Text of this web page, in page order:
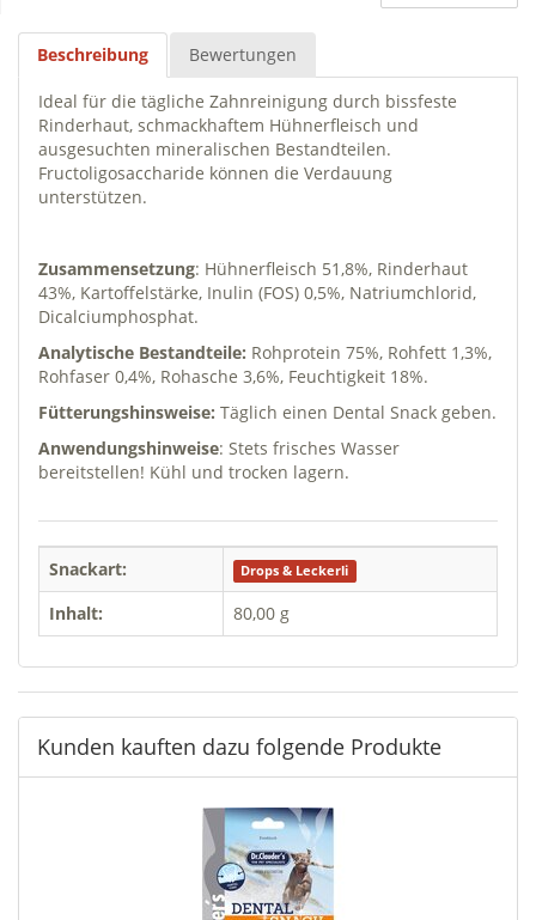
Beschreibung Bewertungen
Ideal für die tägliche Zahnreinigung durch bissfeste
Rinderhaut, schmackhaftem Hühnerfleisch und
ausgesuchten mineralischen Bestandteilen.
Fructoligosaccharide können die Verdauung
unterstützen.
Zusammensetzung: Hühnerfleisch 51,8%, Rinderhaut
43%, Kartoffelstärke, Inulin (FOS) 0,5%, Natriumchlorid,
Dicalciumphosphat.
Analytische Bestandteile: Rohprotein 75%, Rohfett 1,3%,
Rohfaser 0,4%, Rohasche 3,6%, Feuchtigkeit 18%.
Fütterungshinsweise: Täglich einen Dental Snack geben.
Anwendungshinweise: Stets frisches Wasser
bereitstellen! Kühl und trocken lagern.
Snackart: Drops & Leckerli
Inhalt: 80,00 g
Kunden kauften dazu folgende Produkte